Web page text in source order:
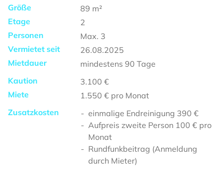
Größe
89 m²
Etage
2
Personen
Max. 3
Vermietet seit
26.08.2025
Mietdauer
mindestens 90 Tage
Kaution
3.100 €
Miete
1.550 € pro Monat
Zusatzkosten
einmalige Endreinigung 390 €
Aufpreis zweite Person 100 € pro
Monat
Rundfunkbeitrag (Anmeldung
durch Mieter)